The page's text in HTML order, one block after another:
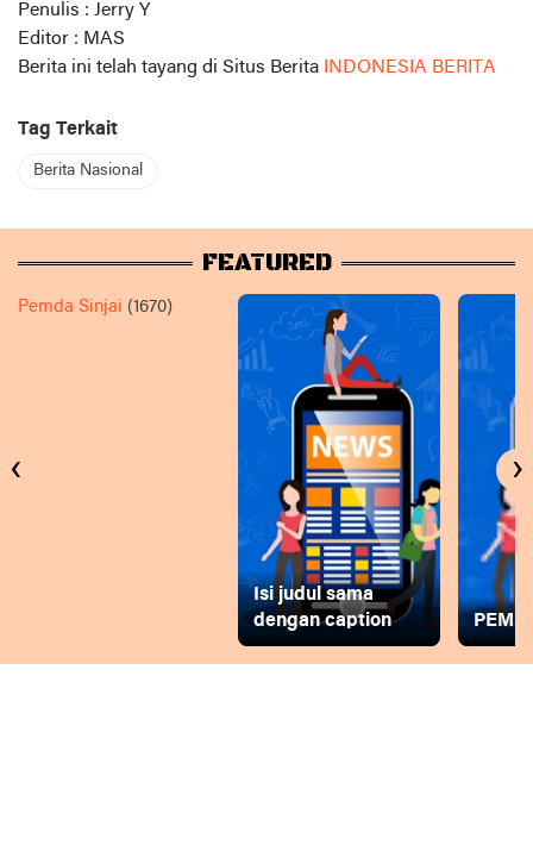
Penulis : Jerry Y
Editor : MAS
Berita ini telah tayang di Situs Berita
INDONESIA BERITA
Tag Terkait
Berita Nasional
FEATURED
Pemda Sinjai (1670)
Isi judul sama
dengan caption
‹ ›